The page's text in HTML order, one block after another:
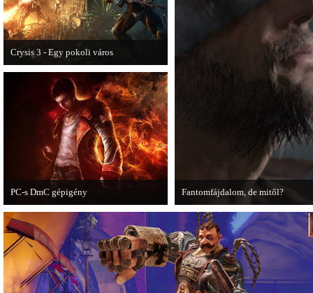
Crysis 3 - Egy pokoli város
A Crysis 3 Hét Csodája videosorozat
első része újabb lélegzetelállító
pillanatokat mutat be a játékból.
Fantomfájdalom, de mitől?
A PC Guru utánajárt Kodzsima
videójának.
PC-s DmC gépigény
Napvilágra került a DmC PC-s
változatának gépigénye, ezzel együtt a
megjelenési dátumot is bejelentette a
kiadó.